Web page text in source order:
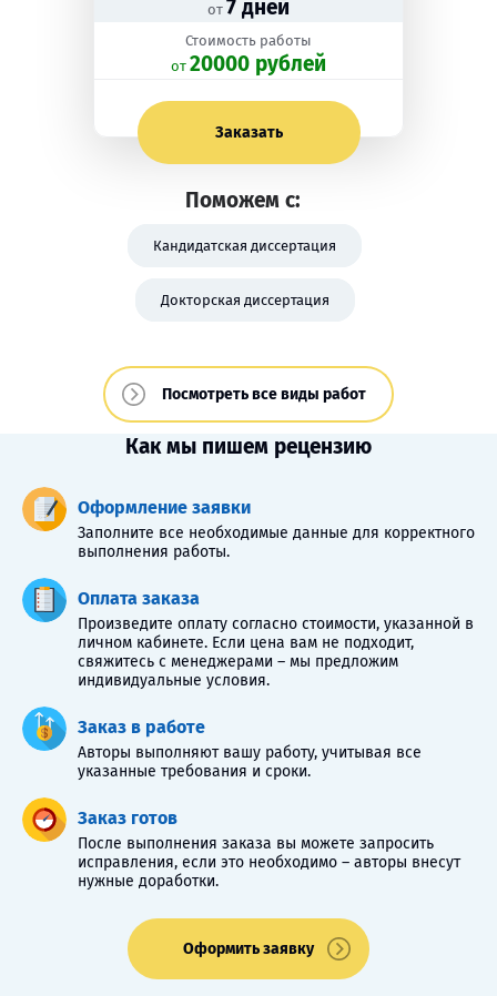
от 7 дней
Стоимость работы
oт 20000 рублей
Заказать
Поможем с:
Кандидатская диссертация
Докторская диссертация
Посмотреть все виды работ
Как мы пишем рецензию
Оформление заявки
Заполните все необходимые данные для корректного
выполнения работы.
Оплата заказа
Произведите оплату согласно стоимости, указанной в
личном кабинете. Если цена вам не подходит,
свяжитесь с менеджерами – мы предложим
индивидуальные условия.
Заказ в работе
Авторы выполняют вашу работу, учитывая все
указанные требования и сроки.
Заказ готов
После выполнения заказа вы можете запросить
исправления, если это необходимо – авторы внесут
нужные доработки.
Оформить заявку